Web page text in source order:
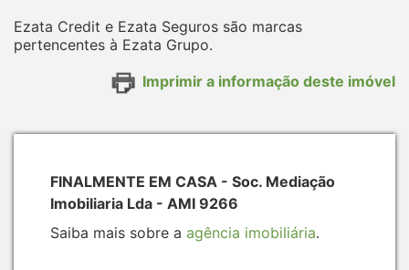
Ezata Credit e Ezata Seguros são marcas
pertencentes à Ezata Grupo.
Imprimir a informação deste imóvel
FINALMENTE EM CASA - Soc. Mediação
Imobiliaria Lda - AMI 9266
Saiba mais sobre a agência imobiliária.